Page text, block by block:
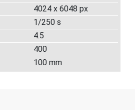
4024 x 6048 px
1/250 s
4.5
400
100 mm